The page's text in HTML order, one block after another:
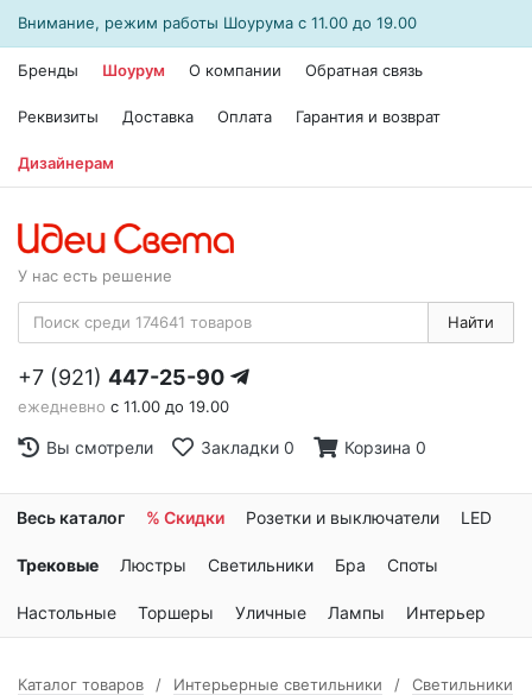
Внимание, режим работы Шоурума с 11.00 до 19.00
Бренды Шоурум О компании Обратная связь
Реквизиты Доставка Оплата Гарантия и возврат
Дизайнерам
У нас есть решение
Найти
+7 (921) 447-25-90
ежедневно с 11.00 до 19.00
Вы смотрели Закладки 0 Корзина 0
Весь каталог % Скидки Розетки и выключатели LED
Трековые Люстры Светильники Бра Споты
Настольные Торшеры Уличные Лампы Интерьер
Каталог товаров Интерьерные светильники
Светильники